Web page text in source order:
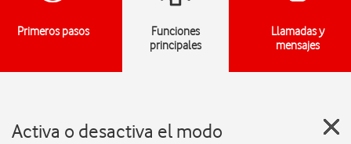
Primeros pasos
Funciones
principales
Llamadas y
mensajes
Activa o desactiva el modo